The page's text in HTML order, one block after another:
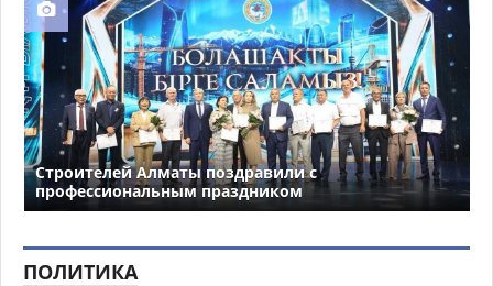
Строителей Алматы поздравили с
профессиональным праздником
ПОЛИТИКА